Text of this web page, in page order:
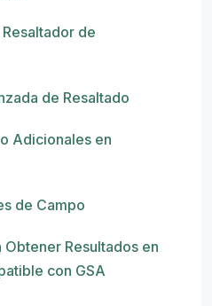
de
de Resaltado
Adicionales en
de Campo
Resultados en
con GSA